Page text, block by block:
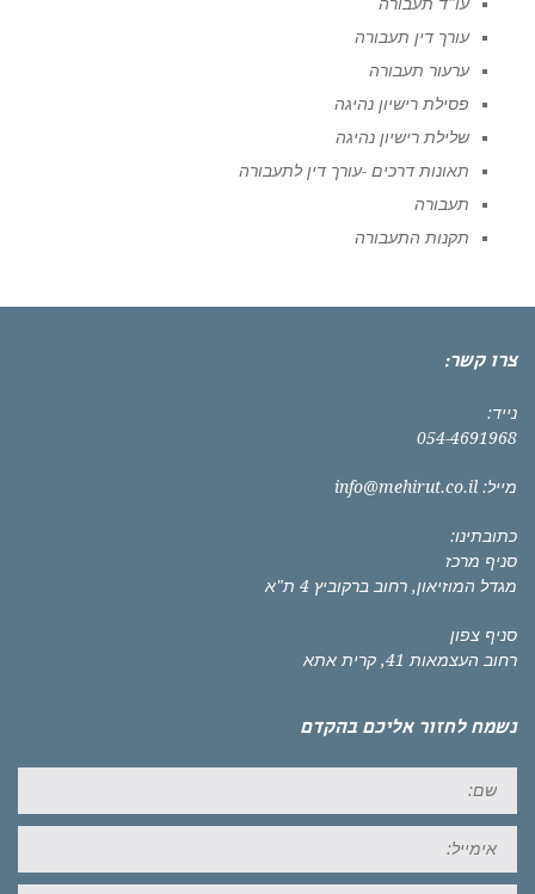
עורך דין תעבורה
ערעור תעבורה
פסילת רישיון נהיגה
שלילת רישיון נהיגה
תאונות דרכים -עורך דין לתעבורה
תעבורה
תקנות התעבורה
צרו קשר:
נייד:
054-4691968
מייל: info@mehirut.co.il
כתובתינו:
סניף מרכז
מגדל המוזיאון, רחוב ברקוביץ 4 ת"א
סניף צפון
רחוב העצמאות 41, קרית אתא
נשמח לחזור אליכם בהקדם